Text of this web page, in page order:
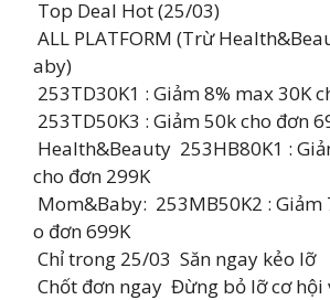
Top Deal Hot (25/03)
ALL PLATFORM (Trừ
aby)
253TD30K1 : Giảm 8% max 30K
253TD50K3 : Giảm 50k cho đơn
Health&Beauty 253HB80K1 :
cho đơn 299K
Mom&Baby: 253MB50K2 : Giảm
o đơn 699K
Chỉ trong 25/03 Săn ngay kẻo lỡ
Chốt đơn ngay Đừng bỏ lỡ cơ hội